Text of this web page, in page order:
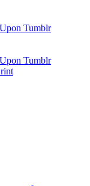
Tumblr
Tumblr